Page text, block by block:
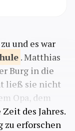
und es war
. Matthias
Burg in die
ließ sie nicht
Opa, dem
des Jahres.
zu erforschen